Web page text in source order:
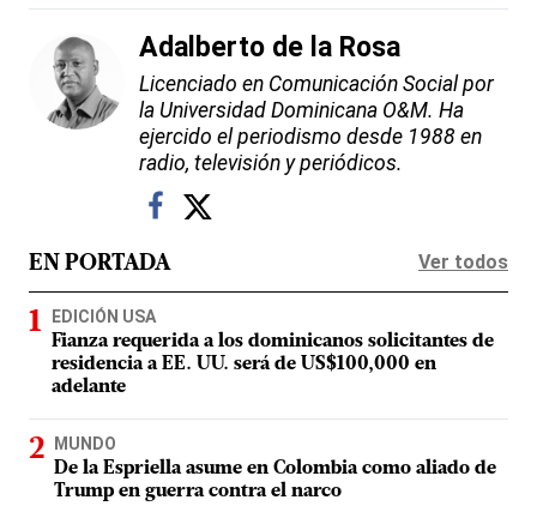
Adalberto de la Rosa
Licenciado en Comunicación Social por
la Universidad Dominicana O&M. Ha
ejercido el periodismo desde 1988 en
radio, televisión y periódicos.
EN PORTADA Ver todos
EDICIÓN USA
Fianza requerida a los dominicanos solicitantes de
residencia a EE. UU. será de US$100,000 en
adelante
MUNDO
De la Espriella asume en Colombia como aliado de
Trump en guerra contra el narco